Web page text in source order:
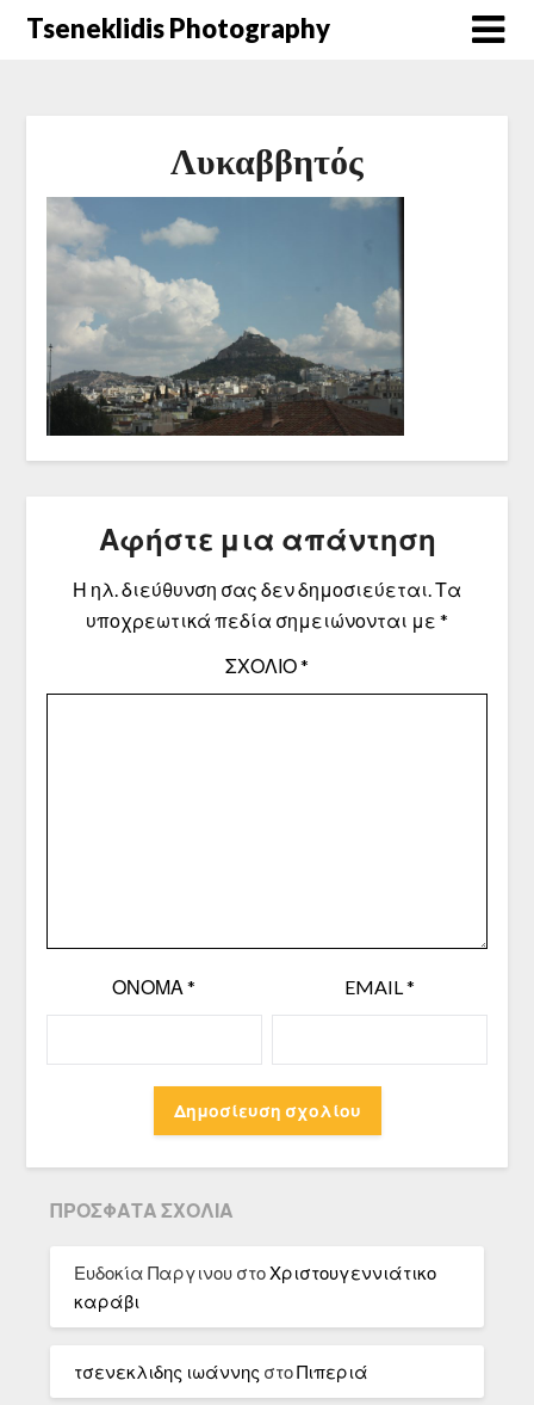
Μετάβαση
Tseneklidis Photography
Λυκαββητός
Αφήστε μια απάντηση
Η ηλ. διεύθυνση σας δεν δημοσιεύεται.Τα
υποχρεωτικά πεδία σημειώνονται με *
ΣΧΌΛΙΟ*
ΌΝΟΜΑ* EMAIL*
ΠΡΌΣΦΑΤΑ ΣΧΌΛΙΑ
Ευδοκία Παργινου στοΧριστουγεννιάτικο
καράβι
τσενεκλιδης ιωάννης στοΠιπεριά